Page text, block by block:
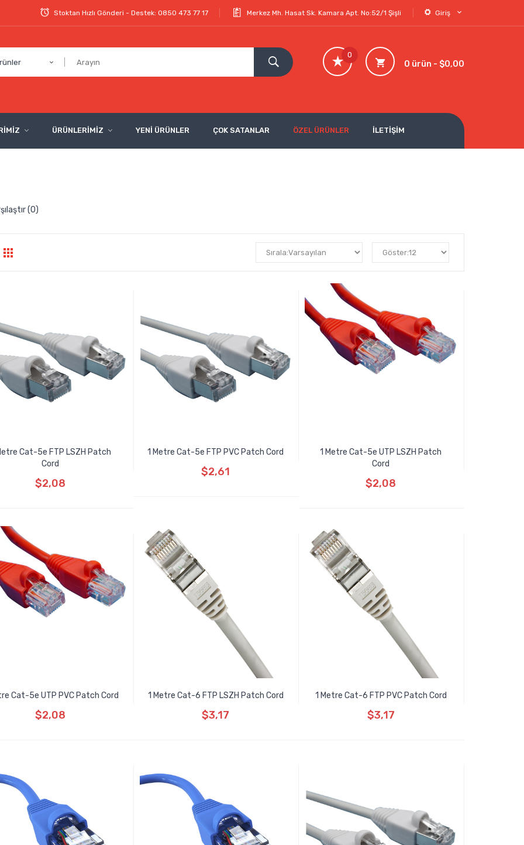
Giriş
Stoktan Hızlı Gönderi - Destek: 0850 473 77 17 Merkez Mh. Hasat Sk. Kamara Apt. No:52/1 Şişli
0 ürün - $0,00
0
ÜRÜNLERİMİZ YENİ ÜRÜNLER ÇOK SATANLAR ÖZEL ÜRÜNLER İLETİŞİM
(0)
Cat-5e FTP LSZH Patch
Cord
$2,08
1 Metre Cat-5e FTP PVC Patch Cord
$2,61
1 Metre Cat-5e UTP LSZH Patch
Cord
$2,08
Cat-5e UTP PVC Patch Cord
$2,08
1 Metre Cat-6 FTP LSZH Patch Cord
$3,17
1 Metre Cat-6 FTP PVC Patch Cord
$3,17